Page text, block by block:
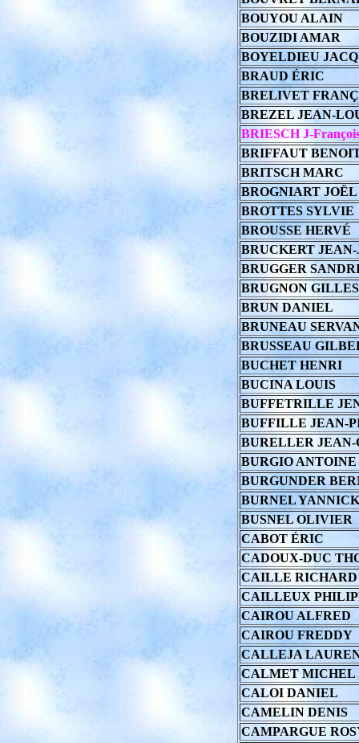
BOUYOU ALAIN
BOUZIDI AMAR
BOYELDIEU
BRAUD ÉRIC
BRELIVET
BREZEL JEAN-
BRIESCH J-
BRIFFAUT
BRITSCH MARC
BROGNIART JOËL
BROTTES SYLVIE
BROUSSE HERVÉ
BRUCKERT JEAN-
BRUGGER
BRUGNON GILLES
BRUN DANIEL
BRUNEAU
BRUSSEAU
BUCHET HENRI
BUCINA LOUIS
BUFFETRILLE
BUFFILLE JEAN-
BURELLER
BURGIO ANTOINE
BURGUNDER
BURNEL YANNICK
BUSNEL OLIVIER
CABOT ÉRIC
CADOUX-DUC
CAILLE RICHARD
CAILLEUX
CAIROU ALFRED
CAIROU FREDDY
CALLEJA
CALMET MICHEL
CALOI DANIEL
CAMELIN DENIS
CAMPARGUE